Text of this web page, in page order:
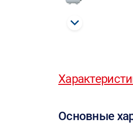
Основные